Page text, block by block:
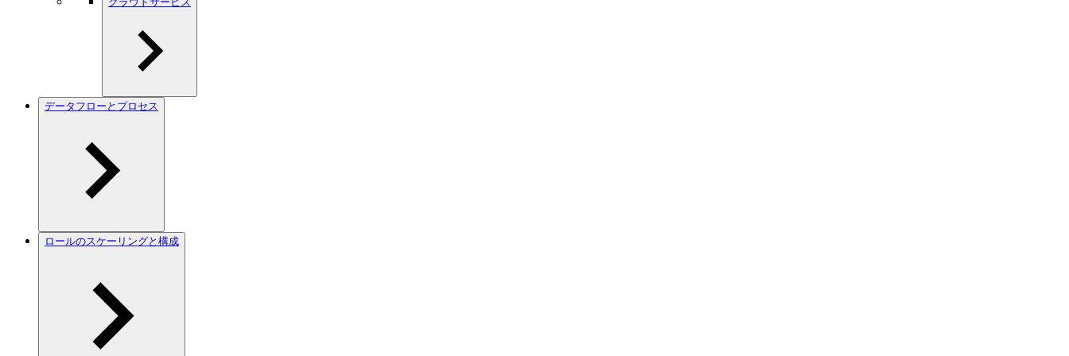
データフローとプロセス
ロールのスケーリングと構成